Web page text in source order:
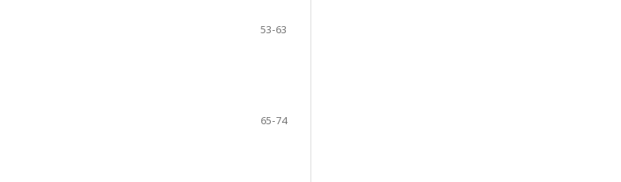
53-63
65-74